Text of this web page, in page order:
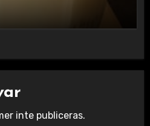
inte publiceras.